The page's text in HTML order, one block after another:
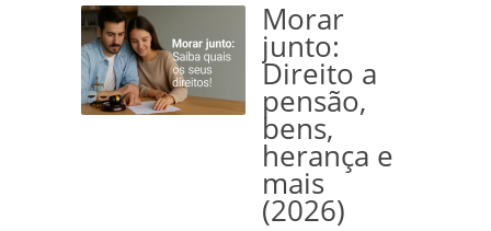
Morar
junto:
Direito a
pensão,
bens,
herança e
mais
(2026)